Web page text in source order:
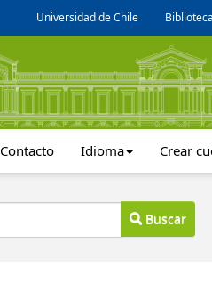
Universidad de Chile
Contacto Idioma Crear
Buscar